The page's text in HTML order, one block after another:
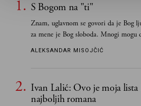
S Bogom na "ti"
Znam, uglavnom se govori da je Bog
za mene je Bog sloboda. Mnogi mogu
tek retki mogu da podnesu slobodu
ALEKSANDAR MISOJČIĆ
Ivan Lalić: Ovo je moja lista
najboljih romana